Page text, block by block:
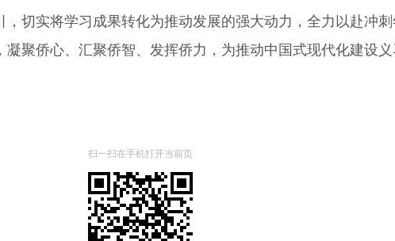
实将学习成果转化为推动发展的强大动力，全力以赴冲刺
聚侨心、汇聚侨智、发挥侨力，为推动中国式现代化建设义
扫一扫在手机打开当前页